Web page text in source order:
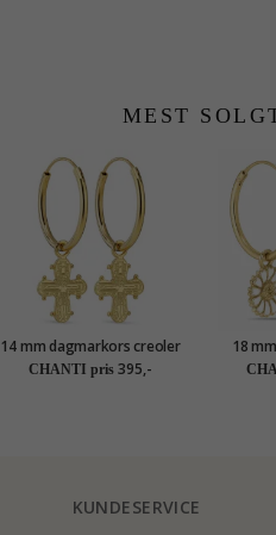
MEST
14 mm dagmarkors creoler
i forgyldt sølv - Amoré
CHANTI pris 395,-
18
KUNDESERVICE